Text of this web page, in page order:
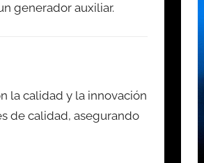
generador auxiliar.
la calidad y la innovación
de calidad, asegurando